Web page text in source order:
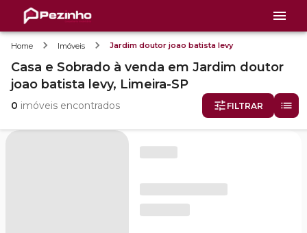
Home Imóveis Jardim doutor joao batista levy
Casa e Sobrado à venda em Jardim doutor
joao batista levy, Limeira-SP
0 imóveis encontrados FILTRAR